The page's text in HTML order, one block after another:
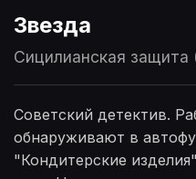
Звезда
Сицилианская защита
Советский детектив.
обнаруживают в
"Кондитерские